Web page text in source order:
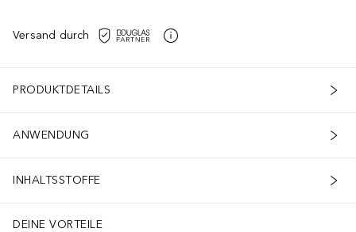
Versand durch
PRODUKTDETAILS
ANWENDUNG
INHALTSSTOFFE
DEINE VORTEILE